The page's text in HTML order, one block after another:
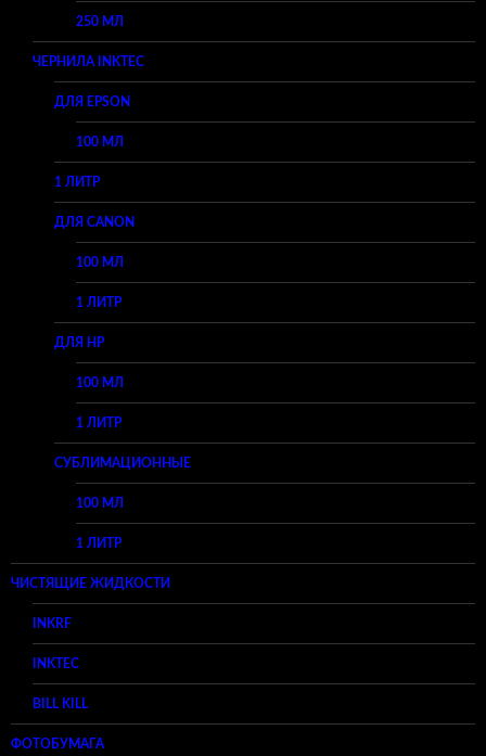
250 МЛ
ЧЕРНИЛА INKTEC
ДЛЯ EPSON
100 МЛ
1 ЛИТР
ДЛЯ CANON
100 МЛ
1 ЛИТР
ДЛЯ HP
100 МЛ
1 ЛИТР
СУБЛИМАЦИОННЫЕ
100 МЛ
1 ЛИТР
ЧИСТЯЩИЕ ЖИДКОСТИ
INKRF
INKTEC
BILL KILL
ФОТОБУМАГА